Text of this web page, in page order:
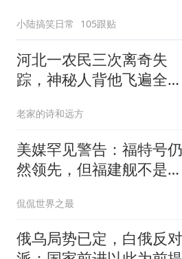
小陆搞笑日常 105跟贴
河北一农民三次离奇失
踪，神秘人背他飞遍全中
老家的诗和远方
美媒罕见警告：福特号仍
然领先，但福建舰不是中
侃侃世界之最
俄乌局势已定，白俄反对